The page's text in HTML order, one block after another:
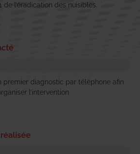
de l’éradication des nuisibles.
premier diagnostic par téléphone afin
l’intervention